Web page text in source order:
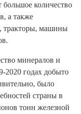
количество
а также
тракторы, машины
минералов и
2020 годах добыто
было
страны в
тонн железной